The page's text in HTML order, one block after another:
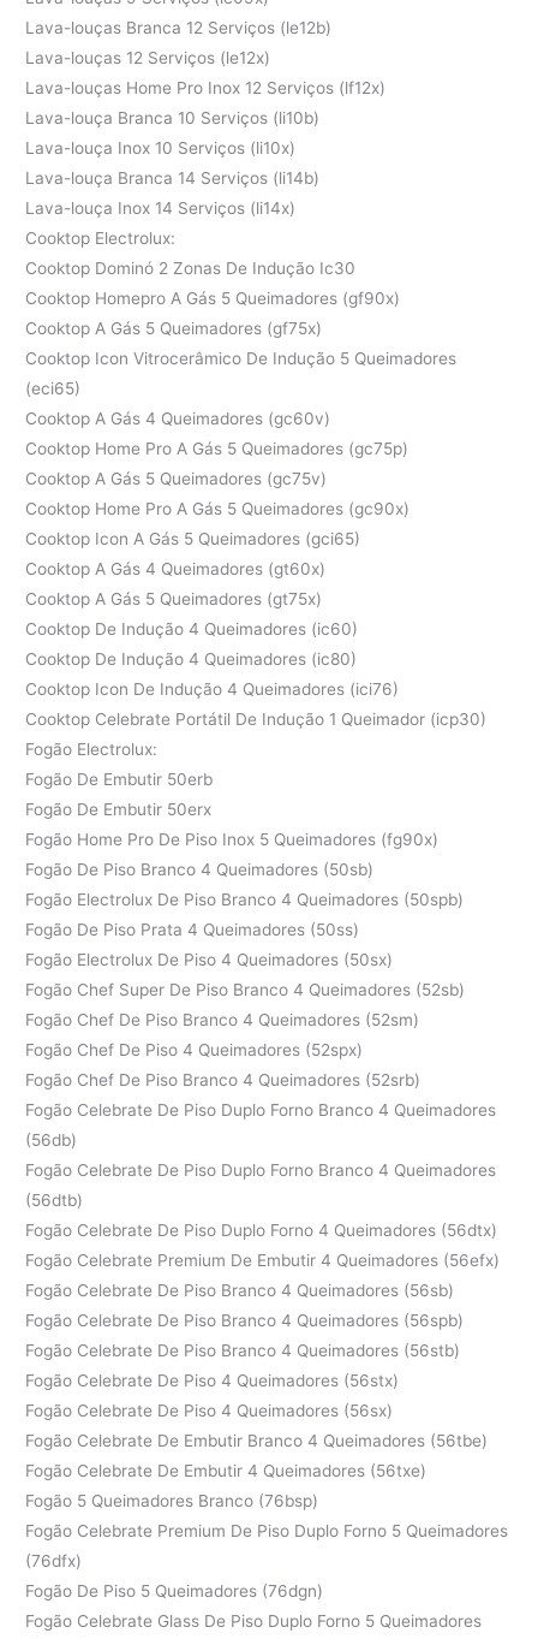
Lava-louças Branca 12 Serviços (le12b)
Lava-louças 12 Serviços (le12x)
Lava-louças Home Pro Inox 12 Serviços (lf12x)
Lava-louça Branca 10 Serviços (li10b)
Lava-louça Inox 10 Serviços (li10x)
Lava-louça Branca 14 Serviços (li14b)
Lava-louça Inox 14 Serviços (li14x)
Cooktop Electrolux:
Cooktop Dominó 2 Zonas De Indução Ic30
Cooktop Homepro A Gás 5 Queimadores (gf90x)
Cooktop A Gás 5 Queimadores (gf75x)
Cooktop Icon Vitrocerâmico De Indução 5 Queimadores
(eci65)
Cooktop A Gás 4 Queimadores (gc60v)
Cooktop Home Pro A Gás 5 Queimadores (gc75p)
Cooktop A Gás 5 Queimadores (gc75v)
Cooktop Home Pro A Gás 5 Queimadores (gc90x)
Cooktop Icon A Gás 5 Queimadores (gci65)
Cooktop A Gás 4 Queimadores (gt60x)
Cooktop A Gás 5 Queimadores (gt75x)
Cooktop De Indução 4 Queimadores (ic60)
Cooktop De Indução 4 Queimadores (ic80)
Cooktop Icon De Indução 4 Queimadores (ici76)
Cooktop Celebrate Portátil De Indução 1 Queimador (icp30)
Fogão Electrolux:
Fogão De Embutir 50erb
Fogão De Embutir 50erx
Fogão Home Pro De Piso Inox 5 Queimadores (fg90x)
Fogão De Piso Branco 4 Queimadores (50sb)
Fogão Electrolux De Piso Branco 4 Queimadores (50spb)
Fogão De Piso Prata 4 Queimadores (50ss)
Fogão Electrolux De Piso 4 Queimadores (50sx)
Fogão Chef Super De Piso Branco 4 Queimadores (52sb)
Fogão Chef De Piso Branco 4 Queimadores (52sm)
Fogão Chef De Piso 4 Queimadores (52spx)
Fogão Chef De Piso Branco 4 Queimadores (52srb)
Fogão Celebrate De Piso Duplo Forno Branco 4 Queimadores
(56db)
Fogão Celebrate De Piso Duplo Forno Branco 4 Queimadores
(56dtb)
Fogão Celebrate De Piso Duplo Forno 4 Queimadores (56dtx)
Fogão Celebrate Premium De Embutir 4 Queimadores (56efx)
Fogão Celebrate De Piso Branco 4 Queimadores (56sb)
Fogão Celebrate De Piso Branco 4 Queimadores (56spb)
Fogão Celebrate De Piso Branco 4 Queimadores (56stb)
Fogão Celebrate De Piso 4 Queimadores (56stx)
Fogão Celebrate De Piso 4 Queimadores (56sx)
Fogão Celebrate De Embutir Branco 4 Queimadores (56tbe)
Fogão Celebrate De Embutir 4 Queimadores (56txe)
Fogão 5 Queimadores Branco (76bsp)
Fogão Celebrate Premium De Piso Duplo Forno 5 Queimadores
(76dfx)
Fogão De Piso 5 Queimadores (76dgn)
Fogão Celebrate Glass De Piso Duplo Forno 5 Queimadores